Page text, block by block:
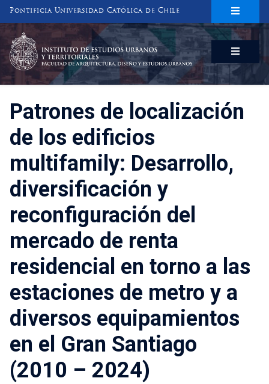
Pontificia Universidad Católica de Chile
INSTITUTO DE ESTUDIOS URBANOS
Y TERRITORIALES
FACULTAD DE ARQUITECTURA, DISEÑO Y ESTUDIOS URBANOS
Patrones de localización
de los edificios
multifamily: Desarrollo,
diversificación y
reconfiguración del
mercado de renta
residencial en torno a las
estaciones de metro y a
diversos equipamientos
en el Gran Santiago
(2010 – 2024)